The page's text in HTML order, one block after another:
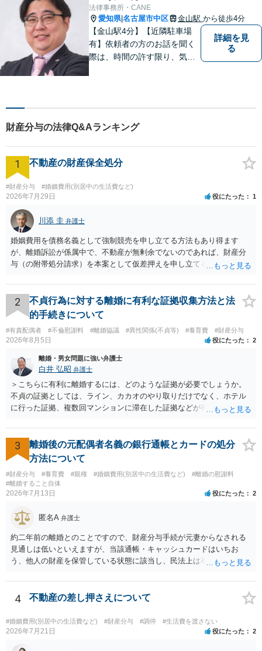
利！お気軽にご相談くださ
い！
法律事務所・CANE
愛知県|名古屋市中区 金山駅 から徒歩4分
【金山駅4分】【近隣駐車場
有】依頼者の方のお話を聞く
際は、時間の許す限り、気の
った対応・解決を目指しま
す。ぜひ、お気軽にご相談く
ださい。
詳細を見
る
財産分与の法律Q&Aランキング
1 不動産の財産保全処分
#財産分与 #婚姻費用(別居中の生活費など)
2026年7月29日 役にたった 1
川添 圭 弁護士
婚姻費用を債務名義として強制競売を申し立てる方法もあり得ます
が、離婚訴訟が係属中で、不動産が無剰余でないのであれば、財産分
与（の附帯処分請求）を本案として仮差押えを申し立てる（法的には
えられます。弁護士へ依頼しているのであれば、担当弁護士とよく相
談してください。
2
不貞行為に対する離婚に有利な証拠収集方法と法
的手続きについて
#有責配偶者 #不倫慰謝料 #離婚協議 #異性関係(不貞等) #養育費 #財産分与
2026年8月5日 役にたった 2
離婚・男女問題に強い弁護士
白井 弘昭 弁護士
＞こちらに有利に離婚するには、どのような証拠が必要でしょうか。
不貞の証拠としては、ライン、カカオのやり取りだけでなく、ホテル
に行った証拠、複数回マンションに滞在した証拠などが有効です。 不
婚する、慰謝料をとるなど）ことができると思われます。 ただし、不
貞発覚後、長期間同居を続けると、不貞を許したとの評価につながる
場合がありますので、ご注意ください。 以上、ご参考まで。
3
離婚後の元配偶者名義の銀行通帳とカードの処分
方法について
#財産分与 #養育費 #親権 #婚姻費用(別居中の生活費など)
#離婚の慰謝料
#離婚すること自体
2026年7月13日 役にたった 2
匿名A 弁護士
約二年前の離婚とのことですので、財産分与手続が元妻からなされる
見通しは低いといえますが、当該通帳・キャッシュカードはいちお
う、他人の財産を保管している状態に該当し、民法上は事務管理（597
えにくくとも、表だってのお答えとしては元妻の了解なく処分するこ
とはできないというお答えになってしまいます。
4 不動産の差し押さえについて
#婚姻費用(別居中の生活費など) #財産分与 #調停 #生活費を渡さない
2026年7月21日 役にたった 2